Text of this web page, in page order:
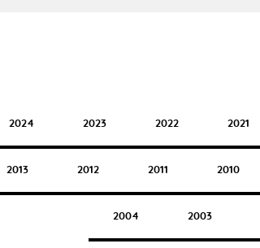
2024 2023 2022 2021
2013 2012 2011 2010
2004 2003